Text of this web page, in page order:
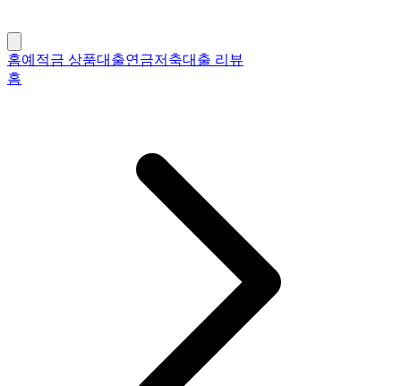
홈예적금 상품대출연금저축대출 리뷰
홈